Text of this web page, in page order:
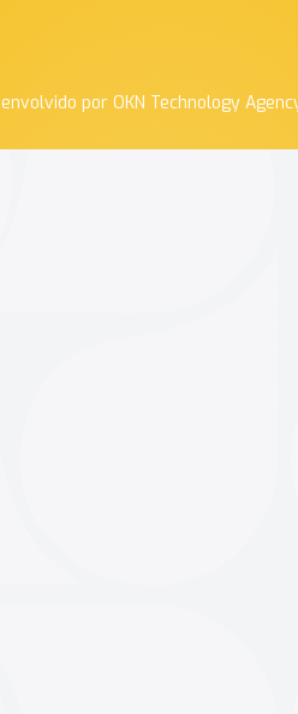
por OKN Technology